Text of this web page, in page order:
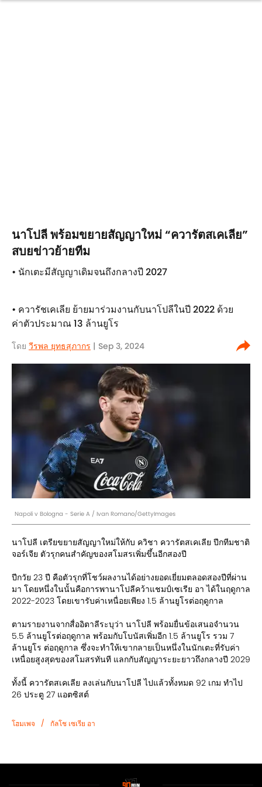
นาโปลี พร้อมขยายสัญญาใหม่ “ควารัตสเคเลีย”
สบยข่าวย้ายทีม
• นักเตะมีสัญญาเดิมจนถึงกลางปี 2027
• ควารัชเคเลีย ย้ายมาร่วมงานกับนาโปลีในปี 2022 ด้วย
ค่าตัวประมาณ 13 ล้านยูโร
โดย วีรพล ยุทธสุภากร​ | Sep 3, 2024
Napoli v Bologna - Serie A / Ivan Romano/GettyImages
นาโปลี เตรียขยายสัญญาใหม่ให้กับ ควิชา ควารัตสเคเลีย ปีกทีมชาติ
จอร์เจีย ตัวรุกคนสำคัญของสโมสรเพิ่มขึ้นอีกสองปี
ปีกวัย 23 ปี คือตัวรุกที่โชว์ผลงานได้อย่างยอดเยี่ยมตลอดสองปีที่ผ่าน
มา โดยหนึ่งในนั้นคือการพานาโปลีคว้าแชมป์เซเรีย อา ได้ในฤดูกาล
2022-2023 โดยเขารับค่าเหนื่อยเพียง 1.5 ล้านยูโรต่อฤดูกาล
ตามรายงานจากสื่ออิตาลีระบุว่า นาโปลี พร้อมยื่นข้อเสนอจำนวน
5.5 ล้านยูโรต่อฤดูกาล พร้อมกับโบนัสเพิ่มอีก 1.5 ล้านยูโร รวม 7
ล้านยูโร ต่อฤดูกาล ซึ่งจะทำให้เขากลายเป็นหนึ่งในนักเตะที่รับค่า
เหนื่อยสูงสุดของสโมสรทันที แลกกับสัญญาระยะยาวถึงกลางปี 2029
ทั้งนี้ ควารัตสเคเลีย ลงเล่นกับนาโปลี ไปแล้วทั้งหมด 92 เกม ทำไป
26 ประตู 27 แอตซิสต์
โฮมเพจ / กัลโช เซเรีย อา